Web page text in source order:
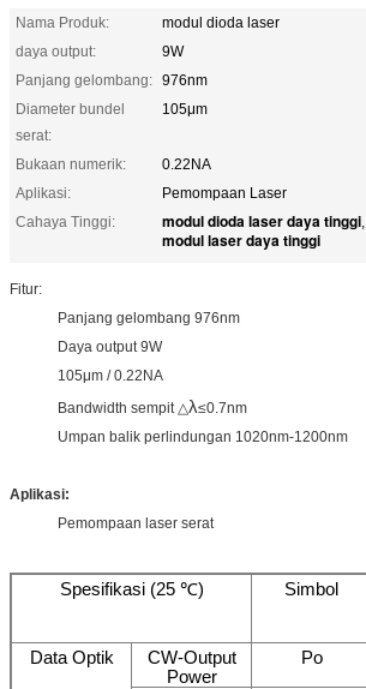
Nama Produk:
modul dioda laser
daya output:
9W
Panjang gelombang: 976nm
Diameter bundel
serat:
105μm
Bukaan numerik:
0.22NA
Aplikasi:
Pemompaan Laser
Cahaya Tinggi:
modul dioda laser daya tinggi,
modul laser daya tinggi
Fitur:
Panjang gelombang 976nm
Daya output 9W
105μm / 0.22NA
Bandwidth sempit △λ≤0.7nm
Umpan balik perlindungan 1020nm-1200nm
Aplikasi:
Pemompaan laser serat
Spesifikasi (25 ℃) Simbol
Data Optik
CW-Output
Power
Po